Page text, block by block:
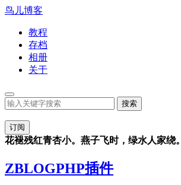
鸟儿博客
教程
存档
相册
关于
订阅
花褪残红青杏小。燕子飞时，绿水人家绕。
ZBLOGPHP插件